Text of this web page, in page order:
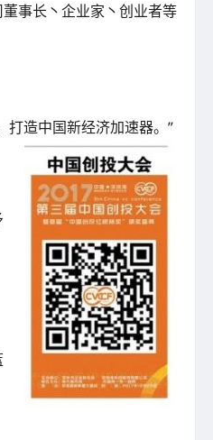
事长丶企业家丶创业者等
造中国新经济加速器。”